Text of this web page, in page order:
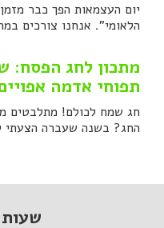
יום העצמאות הפך כבר
הלאומי". אנחנו צורכים
מתכון לחג הפסח:
תפוחי אדמה
חג שמח לכולם! מתלבטים
החג? בשנה שעברה הצעתי